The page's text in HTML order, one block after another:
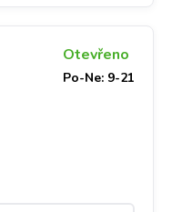
Otevřeno
Po-Ne: 9-21